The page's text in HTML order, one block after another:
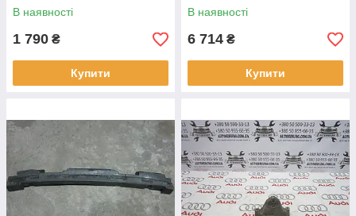
В наявності
1 790 ₴
Купити
В наявності
6 714 ₴
Купити